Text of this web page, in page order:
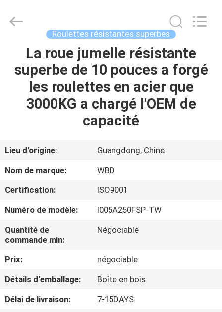
MAISON
PRODUITS
AU
SUJET
NOUS
VISITE
D'USINE
CONTRÔLE
DE
Metal
Roulettes résistantes superbes
La roue jumelle résistante
superbe de 10 pouces a forgé
les roulettes en acier que
3000KG a chargé l'OEM de
capacité
Lieu d'origine:
Guangdong, Chine
Nom de marque:
WBD
Certification:
ISO9001
Numéro de modèle:
I005A250FSP-TW
Quantité de
commande min:
Négociable
Prix:
négociable
Détails d'emballage:
Boîte en bois
Délai de livraison:
7-15DAYS